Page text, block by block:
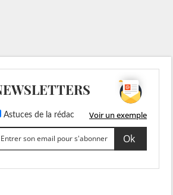
Astuces de la rédac Voir un exemple